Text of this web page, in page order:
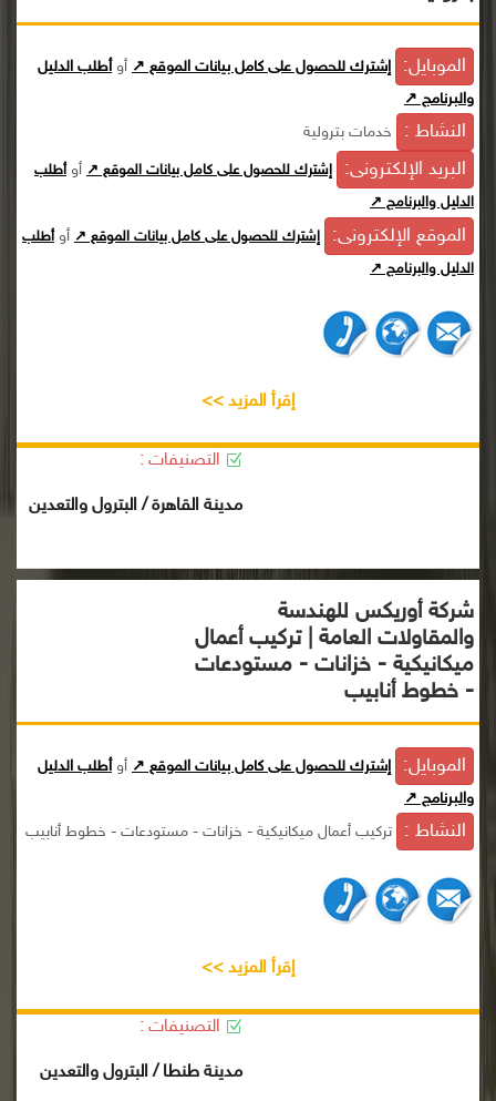
الموبايل: إشترك للحصول على كامل بيانات الموقع ↗ أوأطلب الدليل
والبرنامج ↗
النشاط : خدمات بترولية
البريد الإلكترونى: إشترك للحصول على كامل بيانات الموقع ↗ أوأطلب
الدليل والبرنامج ↗
الموقع الإلكترونى: إشترك للحصول على كامل بيانات الموقع ↗ أوأطلب
الدليل والبرنامج ↗
إقرأ المزيد >>
التصنيفات :
مدينة القاهرة / البترول والتعدين
شركة أوريكس للهندسة
والمقاولات العامة | تركيب أعمال
ميكانيكية - خزانات - مستودعات
- خطوط أنابيب
الموبايل: إشترك للحصول على كامل بيانات الموقع ↗ أوأطلب الدليل
والبرنامج ↗
النشاط : تركيب أعمال ميكانيكية - خزانات - مستودعات - خطوط أنابيب
إقرأ المزيد >>
التصنيفات :
مدينة طنطا / البترول والتعدين